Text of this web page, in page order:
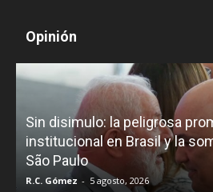
Opinión
Sin disimulo: la peligrosa
institucional en Brasil y la
São Paulo
R.C. Gómez - 5 agosto, 2026